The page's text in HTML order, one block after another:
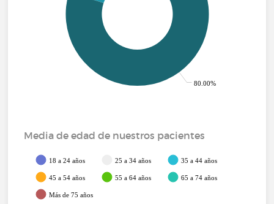
80.00%
Media de edad de nuestros pacientes
18 a 24 años 25 a 34 años 35 a 44 años
45 a 54 años 55 a 64 años 65 a 74 años
Más de 75 años